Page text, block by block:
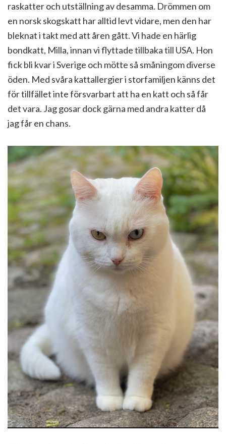
raskatter och utställning av desamma. Drömmen om
en norsk skogskatt har alltid levt vidare, men den har
bleknat i takt med att åren gått. Vi hade en härlig
bondkatt, Milla, innan vi flyttade tillbaka till USA. Hon
fick bli kvar i Sverige och mötte så småningom diverse
öden. Med svåra kattallergier i storfamiljen känns det
för tillfället inte försvarbart att ha en katt och så får
det vara. Jag gosar dock gärna med andra katter då
jag får en chans.